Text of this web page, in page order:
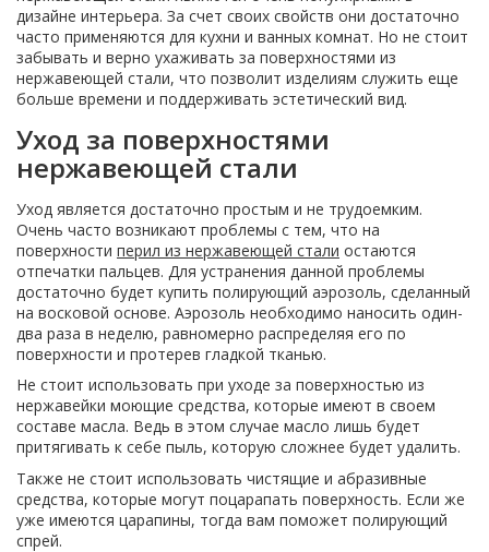
дизайне интерьера. За счет своих свойств они достаточно
часто применяются для кухни и ванных комнат. Но не стоит
забывать и верно ухаживать за поверхностями из
нержавеющей стали, что позволит изделиям служить еще
больше времени и поддерживать эстетический вид.
Уход за поверхностями
нержавеющей стали
Уход является достаточно простым и не трудоемким.
Очень часто возникают проблемы с тем, что на
поверхности перил из нержавеющей стали остаются
отпечатки пальцев. Для устранения данной проблемы
достаточно будет купить полирующий аэрозоль, сделанный
на восковой основе. Аэрозоль необходимо наносить один-
два раза в неделю, равномерно распределяя его по
поверхности и протерев гладкой тканью.
Не стоит использовать при уходе за поверхностью из
нержавейки моющие средства, которые имеют в своем
составе масла. Ведь в этом случае масло лишь будет
притягивать к себе пыль, которую сложнее будет удалить.
Также не стоит использовать чистящие и абразивные
средства, которые могут поцарапать поверхность. Если же
уже имеются царапины, тогда вам поможет полирующий
спрей.